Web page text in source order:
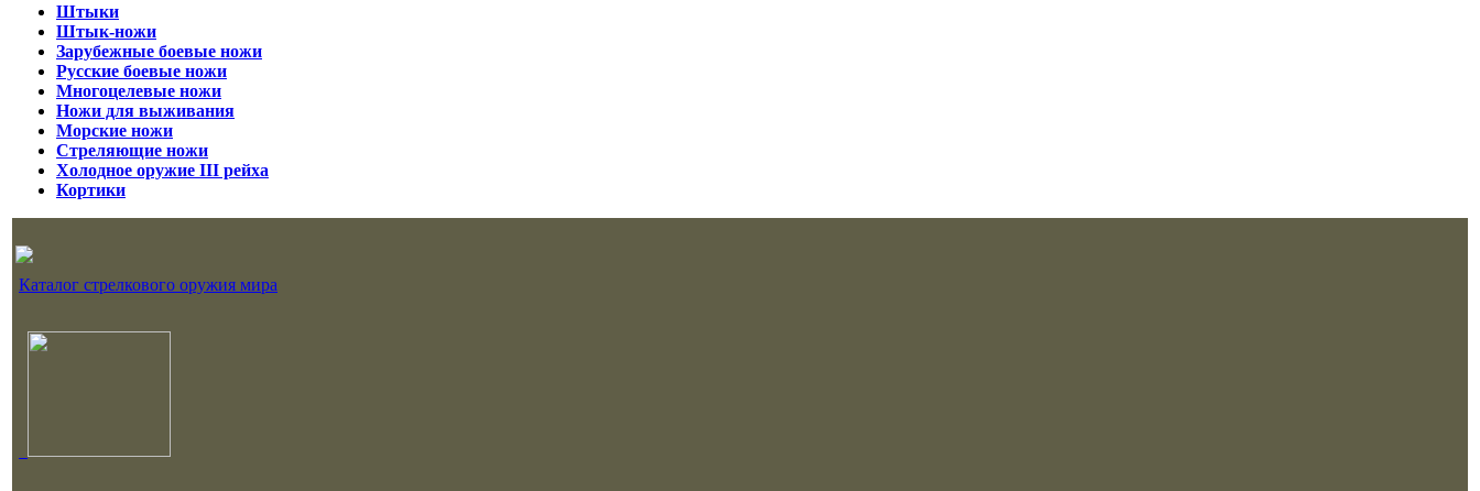
Штыки
Штык-ножи
Зарубежные боевые ножи
Русские боевые ножи
Многоцелевые ножи
Ножи для выживания
Морские ножи
Стреляющие ножи
Холодное оружие III рейха
Кортики
Каталог стрелкового оружия мира